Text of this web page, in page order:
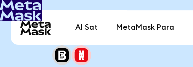
Al Sat MetaMask Para